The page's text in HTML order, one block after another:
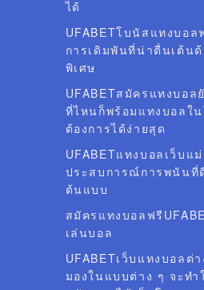
ได้
UFABETโบนัสแทงบอล
การเดิมพันที่น่าตื่นเต้น
พิเศษ
UFABETสมัครแทงบอล
ที่ไหนก็พร้อมแทงบอลใ
ต้องการได้ง่ายสุด
UFABETแทงบอลเว็บแม่
ประสบการณ์การพนันที่
ต้นแบบ
สมัครแทงบอลฟรี
เล่นบอล
UFABETเว็บแทงบอลต่
มองในแบบต่าง ๆ จะทำ